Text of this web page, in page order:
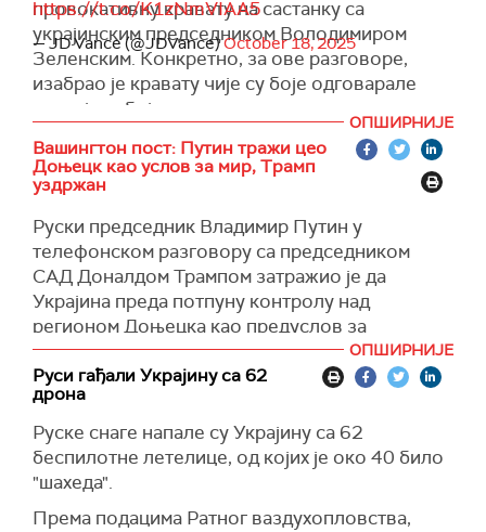
самог Зеленског. Он је догађаје описао као
"велику сцену".
провокативну кравату на састанку са
украјинским председником Володимиром
Зеленским. Конкретно, за ове разговоре,
изабрао је кравату чије су боје одговарале
руској тробојци.
Корисници друштвених мрежа оптужили су
Хегсета да је носио кравату у бојама руске
заставе, али је потпредседник Џеј Ди Венс
изненада стао у одбрану министра.
Током званичног састанка у Белој кући, Хегсет
се појавио у кравати са белим, плавим и
црвеним пругама које су се низале једна за
другом. Боје на руској застави су распоређене
у истом редоследу. Овај избор додатка
изазвао је бурне реакције на друштвеним
мрежама.
Ветеран америчког ваздухопловства и
проукрајински блогер Џејк Бро написао је да
је министар "носио кравату са руском
тробојком" и додао: "Ови људи воле Путина и
https://t.co/K1zNmVIAA5
— JD Vance (@JDVance)October 18, 2025
ОПШИРНИЈЕ
Вашингтон пост: Путин тражи цео
Доњецк као услов за мир, Трамп
уздржан
Руски председник Владимир Путин у
телефонском разговору са председником
САД Доналдом Трампом затражио је да
Украјина преда потпуну контролу над
регионом Доњецка као предуслов за
окончање рата. Амерички председник није у
јавности до сада спомињао овај услов.
(Washington post)
ОПШИРНИЈЕ
Руси гађали Украјину са 62
дрона
Руске снаге напале су Украјину са 62
беспилотне летелице, од којих је око 40 било
"шахеда".
Према подацима Ратног ваздухопловства,